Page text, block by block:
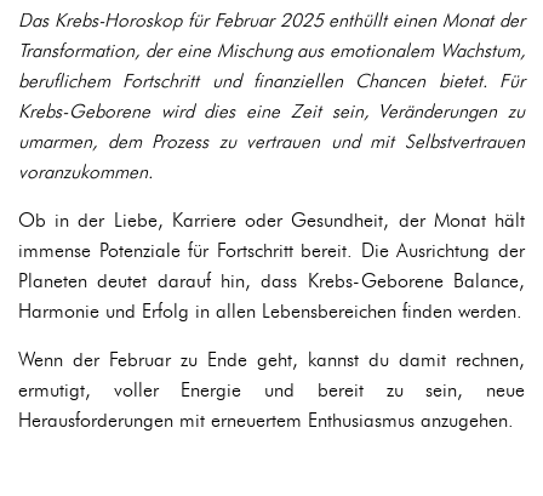
Das Krebs-Horoskop für Februar 2025 enthüllt einen Monat der
Transformation, der eine Mischung aus emotionalem Wachstum,
beruflichem Fortschritt und finanziellen Chancen bietet. Für
Krebs-Geborene wird dies eine Zeit sein, Veränderungen zu
umarmen, dem Prozess zu vertrauen und mit Selbstvertrauen
voranzukommen.
Ob in der Liebe, Karriere oder Gesundheit, der Monat hält
immense Potenziale für Fortschritt bereit. Die Ausrichtung der
Planeten deutet darauf hin, dass Krebs-Geborene Balance,
Harmonie und Erfolg in allen Lebensbereichen finden werden.
Wenn der Februar zu Ende geht, kannst du damit rechnen,
ermutigt, voller Energie und bereit zu sein, neue
Herausforderungen mit erneuertem Enthusiasmus anzugehen.